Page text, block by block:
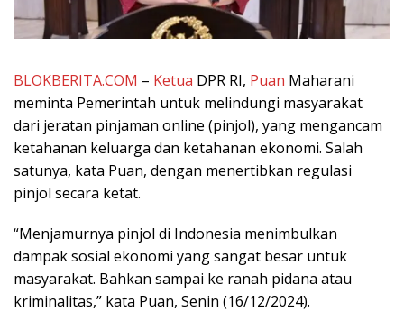
BLOKBERITA.COM – Ketua DPR RI, Puan Maharani
meminta Pemerintah untuk melindungi masyarakat
dari jeratan pinjaman online (pinjol), yang mengancam
ketahanan keluarga dan ketahanan ekonomi. Salah
satunya, kata Puan, dengan menertibkan regulasi
pinjol secara ketat.
“Menjamurnya pinjol di Indonesia menimbulkan
dampak sosial ekonomi yang sangat besar untuk
masyarakat. Bahkan sampai ke ranah pidana atau
kriminalitas,” kata Puan, Senin (16/12/2024).